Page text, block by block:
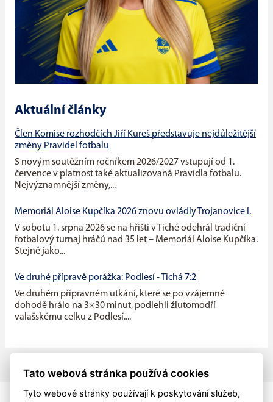
Aktuální články
Člen Komise rozhodčích Jiří Kureš představuje nejdůležitější
změny Pravidel fotbalu
S novým soutěžním ročníkem 2026/2027 vstupují od 1.
července v platnost také aktualizovaná Pravidla fotbalu.
Nejvýznamnější změny,...
Memoriál Aloise Kupčíka 2026 znovu ovládly Trojanovice I.
V sobotu 1. srpna 2026 se na hřišti v Tiché odehrál tradiční
fotbalový turnaj hráčů nad 35 let – Memoriál Aloise Kupčíka.
Stejně jako...
Ve druhé přípravě porážka: Podlesí - Tichá 7:2
Ve druhém přípravném utkání, které se po vzájemné
dohodě hrálo na 3×30 minut, podlehli žlutomodří
valašskému celku z Podlesí....
Tato webová stránka používá cookies
Tyto webové stránky používají k poskytování služeb,